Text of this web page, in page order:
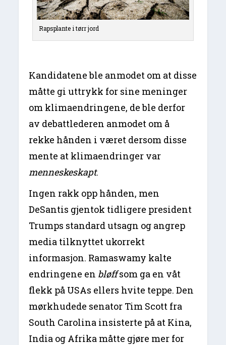
Rapsplante i tørr jord
Kandidatene ble anmodet om at disse
måtte gi uttrykk for sine meninger
om klimaendringene, de ble derfor
av debattlederen anmodet om å
rekke hånden i været dersom disse
mente at klimaendringer var
menneskeskapt.
Ingen rakk opp hånden, men
DeSantis gjentok tidligere president
Trumps standard utsagn og angrep
media tilknyttet ukorrekt
informasjon. Ramaswamy kalte
endringene en bløffsom ga en våt
flekk på USAs ellers hvite teppe. Den
mørkhudede senator Tim Scott fra
South Carolina insisterte på at Kina,
India og Afrika måtte gjøre mer for